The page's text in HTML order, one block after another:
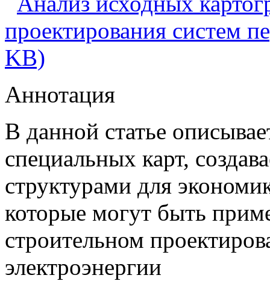
проектирования систем
KB)
Аннотация
В данной статье
специальных карт,
структурами для
которые могут быть
строительном
электроэнергии